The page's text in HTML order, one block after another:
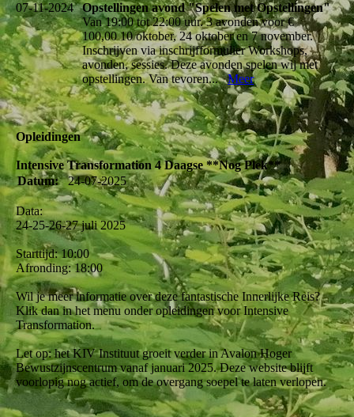
07-11-2024
Opstellingen avond "Spelen met Opstellingen"
Van 19:00 tot 22:00 uur. 3 avonden voor €
100,00 10 oktober, 24 oktober en 7 november.
Inschrijven via inschrijfformulier Workshops,
avonden, sessies. Deze avonden spelen wij met
opstellingen. Van tevoren...Meer
Opleidingen
Intensive Transformation 4 Daagse **Nog Plek**
Datum:
24-07-2025
Data:
24-25-26-27 juli 2025
Starttijd: 10:00
Afronding: 18:00
Wil je meer informatie over deze fantastische Innerlijke Reis?
Klik dan in het menu onder opleidingen voor Intensive
Transformation.
Let op: het KIV Instituut groeit verder in Avalon Hoger
Bewustzijnscentrum vanaf januari 2025. Deze website blijft
voorlopig nog actief, om de overgang soepel te laten verlopen.